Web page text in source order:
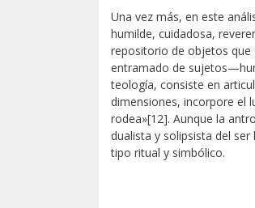
Una vez más, en este
humilde, cuidadosa,
repositorio de objetos
entramado de
teología, consiste en
dimensiones, incorpore el
rodea»[12]. Aunque la
dualista y solipsista del
tipo ritual y simbólico.